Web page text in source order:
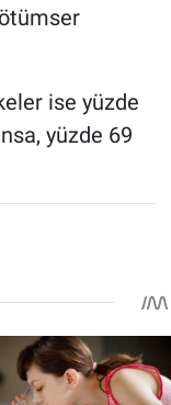
ise yüzde
yüzde 69